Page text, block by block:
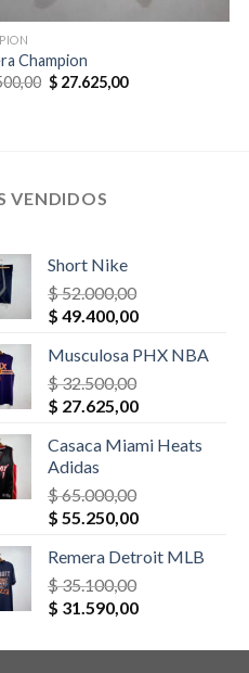
Champion
El
precio
$ 27.625,00El
VENDIDOS
Short Nike
$52.000,00
El
original
era:
$ 52.000,00.
$ 49.400,00El
actual
$ 49.400,00.
Musculosa PHX NBA
$32.500,00
El
original
era:
$ 32.500,00.
$ 27.625,00El
actual
Casaca Miami Heats
Adidas
$65.000,00
El
original
era:
$ 65.000,00.
$ 55.250,00El
actual
$ 55.250,00.
Remera Detroit MLB
$35.100,00
El
original
$ 31.590,00El
actual